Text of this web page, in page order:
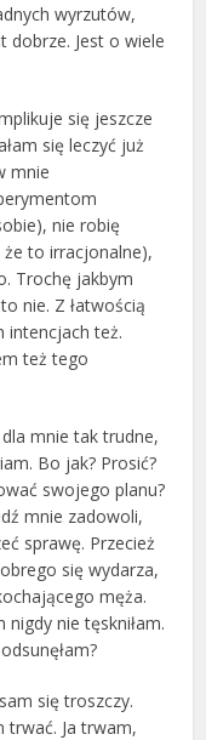
wyrzutów,
dobrze. Jest o wiele
się jeszcze
się leczyć już
mnie
nie robię
to irracjonalne),
Trochę jakbym
nie. Z łatwością
intencjach też.
też tego
mnie tak trudne,
Bo jak? Prosić?
swojego planu?
mnie zadowoli,
sprawę. Przecież
się wydarza,
męża.
nie tęskniłam.
się troszczy.
trwać. Ja trwam,